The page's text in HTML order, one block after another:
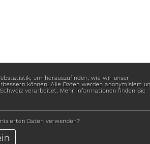
um herauszufinden, wie wir unser
können. Alle Daten werden anonymisiert
verarbeitet. Mehr Informationen finden Sie
Daten verwenden?